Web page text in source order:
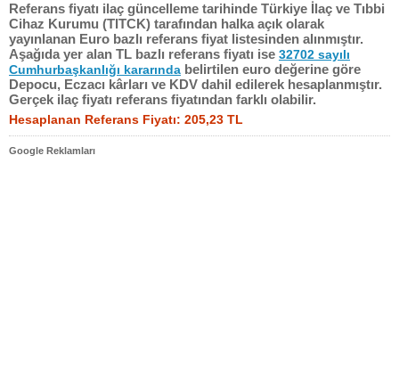
Referans fiyatı ilaç güncelleme tarihinde Türkiye İlaç ve Tıbbi
Cihaz Kurumu (TITCK) tarafından halka açık olarak
yayınlanan Euro bazlı referans fiyat listesinden alınmıştır.
Aşağıda yer alan TL bazlı referans fiyatı ise 32702 sayılı
Cumhurbaşkanlığı kararında belirtilen euro değerine göre
Depocu, Eczacı kârları ve KDV dahil edilerek hesaplanmıştır.
Gerçek ilaç fiyatı referans fiyatından farklı olabilir.
Hesaplanan Referans Fiyatı: 205,23 TL
Google Reklamları